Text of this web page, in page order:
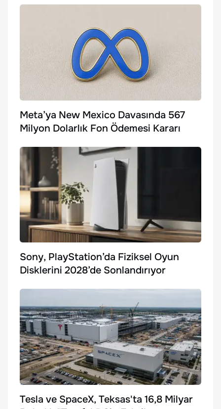
Meta’ya New Mexico Davasında 567
Milyon Dolarlık Fon Ödemesi Kararı
Sony, PlayStation’da Fiziksel Oyun
Disklerini 2028’de Sonlandırıyor
Tesla ve SpaceX, Teksas'ta 16,8 Milyar